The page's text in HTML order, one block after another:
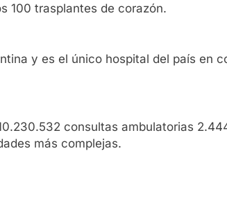
100 trasplantes de corazón.
y es el único hospital del país en
consultas ambulatorias
más complejas.